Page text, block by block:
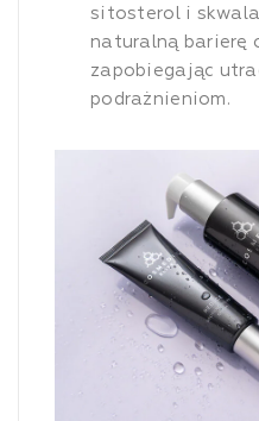
sitosterol i
naturalną barierę
zapobiegając
podrażnieniom.